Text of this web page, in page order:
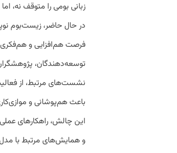
زبانی بومی را متوقف نه،
در حال حاضر، زیست‌بوم
فرصت هم‌افزایی و هم‌فکری
توسعه‌دهندگان،
نشست‌های مرتبط، از
باعث هم‌پوشانی و
این چالش، راهکارهای
و همایش‌های مرتبط با